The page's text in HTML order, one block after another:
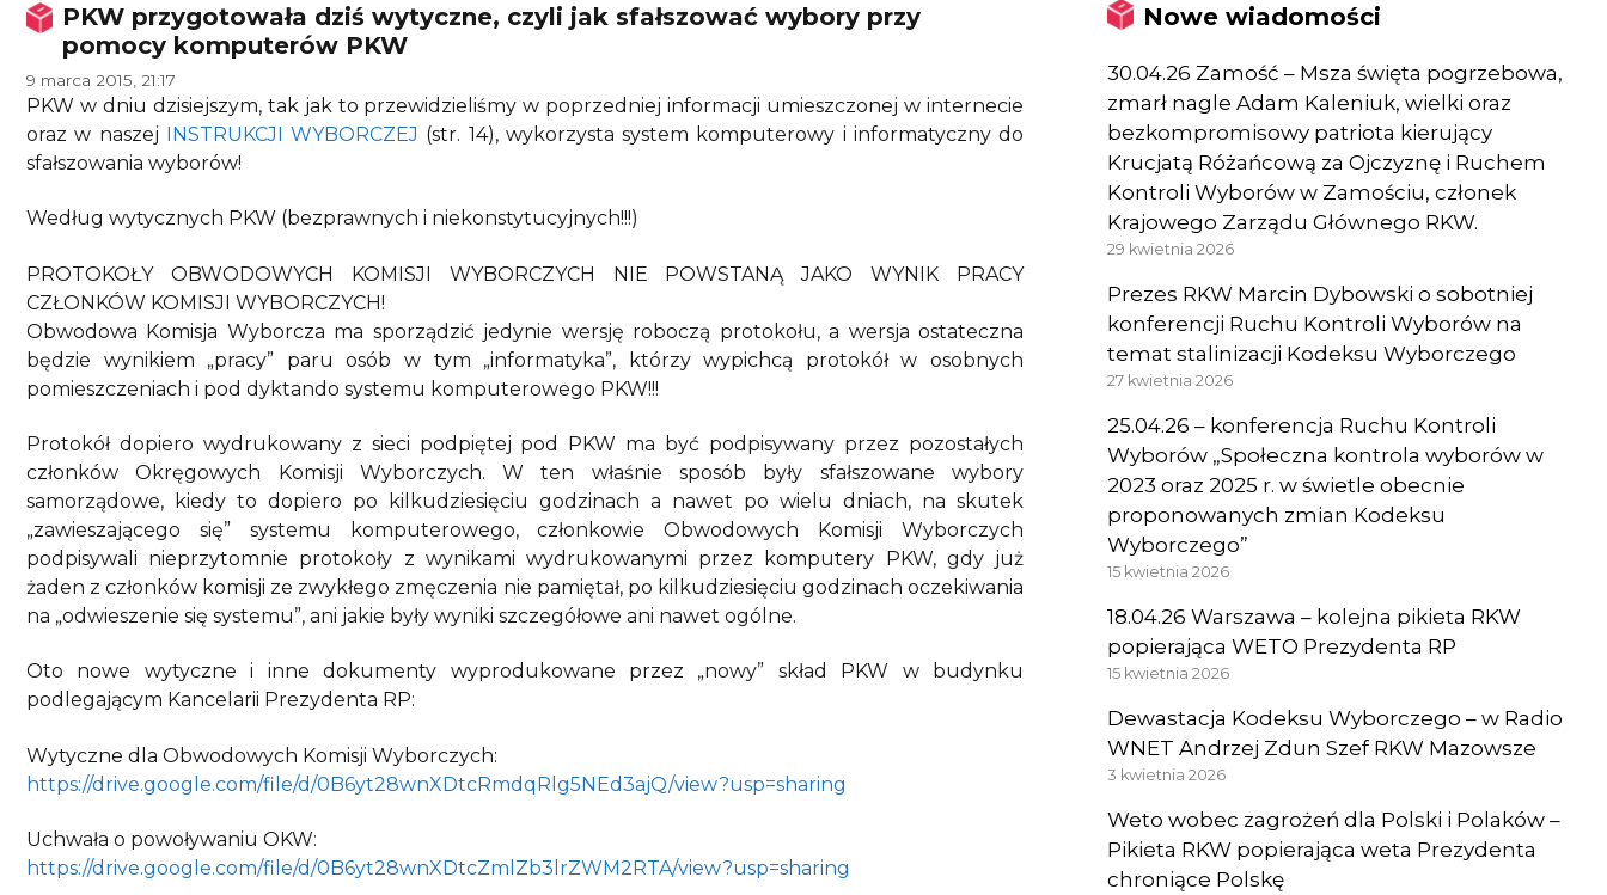
PKW przygotowała dziś wytyczne, czyli jak sfałszować wybory przy
pomocy komputerów PKW
9 marca 2015, 21:17
PKW w dniu dzisiejszym, tak jak to przewidzieliśmy w poprzedniej informacji umieszczonej w internecie
oraz w naszej INSTRUKCJI WYBORCZEJ (str. 14), wykorzysta system komputerowy i informatyczny do
sfałszowania wyborów!
Według wytycznych PKW (bezprawnych i niekonstytucyjnych!!!)
PROTOKOŁY OBWODOWYCH KOMISJI WYBORCZYCH NIE POWSTANĄ JAKO WYNIK PRACY
CZŁONKÓW KOMISJI WYBORCZYCH!
Obwodowa Komisja Wyborcza ma sporządzić jedynie wersję roboczą protokołu, a wersja ostateczna
będzie wynikiem „pracy” paru osób w tym „informatyka”, którzy wypichcą protokół w osobnych
pomieszczeniach i pod dyktando systemu komputerowego PKW!!!
Protokół dopiero wydrukowany z sieci podpiętej pod PKW ma być podpisywany przez pozostałych
członków Okręgowych Komisji Wyborczych. W ten właśnie sposób były sfałszowane wybory
samorządowe, kiedy to dopiero po kilkudziesięciu godzinach a nawet po wielu dniach, na skutek
„zawieszającego się” systemu komputerowego, członkowie Obwodowych Komisji Wyborczych
podpisywali nieprzytomnie protokoły z wynikami wydrukowanymi przez komputery PKW, gdy już
żaden z członków komisji ze zwykłego zmęczenia nie pamiętał, po kilkudziesięciu godzinach oczekiwania
na „odwieszenie się systemu”, ani jakie były wyniki szczegółowe ani nawet ogólne.
Oto nowe wytyczne i inne dokumenty wyprodukowane przez „nowy” skład PKW w budynku
podlegającym Kancelarii Prezydenta RP:
Wytyczne dla Obwodowych Komisji Wyborczych:
https://drive.google.com/file/d/0B6yt28wnXDtcRmdqRlg5NEd3ajQ/view?usp=sharing
Uchwała o powoływaniu OKW:
https://drive.google.com/file/d/0B6yt28wnXDtcZmlZb3lrZWM2RTA/view?usp=sharing
Nowe wiadomości
30.04.26 Zamość – Msza święta pogrzebowa,
zmarł nagle Adam Kaleniuk, wielki oraz
bezkompromisowy patriota kierujący
Krucjatą Różańcową za Ojczyznę i Ruchem
Kontroli Wyborów w Zamościu, członek
Krajowego Zarządu Głównego RKW.
29 kwietnia 2026
Prezes RKW Marcin Dybowski o sobotniej
konferencji Ruchu Kontroli Wyborów na
temat stalinizacji Kodeksu Wyborczego
27 kwietnia 2026
25.04.26 – konferencja Ruchu Kontroli
Wyborów „Społeczna kontrola wyborów w
2023 oraz 2025 r. w świetle obecnie
proponowanych zmian Kodeksu
Wyborczego”
15 kwietnia 2026
18.04.26 Warszawa – kolejna pikieta RKW
popierająca WETO Prezydenta RP
15 kwietnia 2026
Dewastacja Kodeksu Wyborczego – w Radio
WNET Andrzej Zdun Szef RKW Mazowsze
3 kwietnia 2026
Weto wobec zagrożeń dla Polski i Polaków –
Pikieta RKW popierająca weta Prezydenta
chroniące Polskę